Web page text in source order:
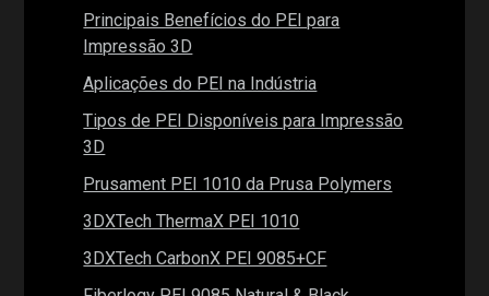
Principais Benefícios do PEI para
Impressão 3D
Aplicações do PEI na Indústria
Tipos de PEI Disponíveis para Impressão
3D
Prusament PEI 1010 da Prusa Polymers
3DXTech ThermaX PEI 1010
3DXTech CarbonX PEI 9085+CF